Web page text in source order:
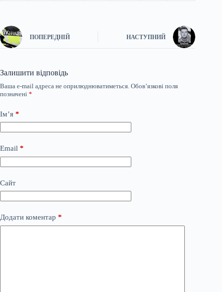
ПОПЕРЕДНІЙ НАСТУПНИЙ
Залишити відповідь
Ваша e-mail адреса не оприлюднюватиметься. Обов’язкові поля
позначені *
Ім’я *
Email *
Сайт
Додати коментар *